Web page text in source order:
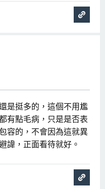
是挺多的，這個不用尷
有點毛病，只是是否表
容的，不會因為這就異
諱，正面看待就好。